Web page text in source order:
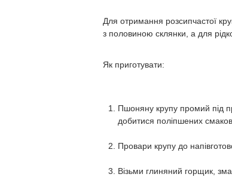
Для отримання розсипчастої
з половиною склянки, а для
Як приготувати:
Пшоняну крупу промий під
добитися поліпшених
Провари крупу до
Візьми глиняний горщик,